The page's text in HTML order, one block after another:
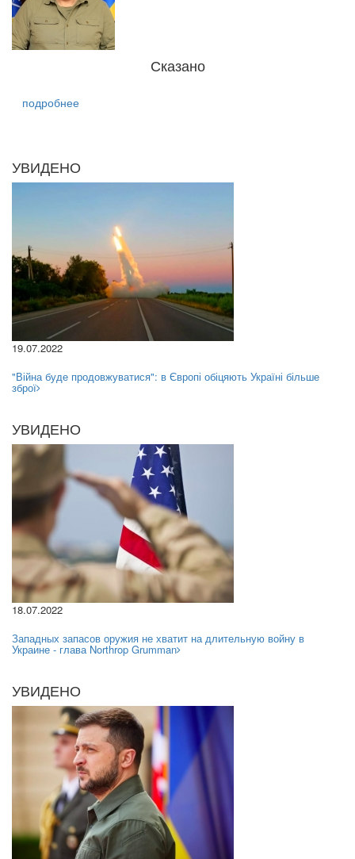
Сказано
подробнее
УВИДЕНО
19.07.2022
"Війна буде продовжуватися": в Європі обіцяють Україні більше
зброї
УВИДЕНО
18.07.2022
Западных запасов оружия не хватит на длительную войну в
Украине - глава Northrop Grumman
УВИДЕНО